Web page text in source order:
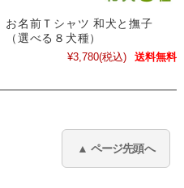
お名前Ｔシャツ 和犬と撫子
（選べる８犬種）
¥3,780(税込) 送料無料